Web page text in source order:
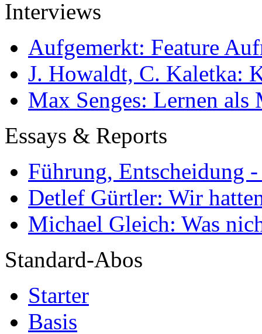
Interviews
Aufgemerkt: Feature
J. Howaldt, C. Kaletka:
Max Senges: Lernen als
Essays & Reports
Führung, Entscheidung
Detlef Gürtler: Wir
Michael Gleich: Was
Standard-Abos
Starter
Basis